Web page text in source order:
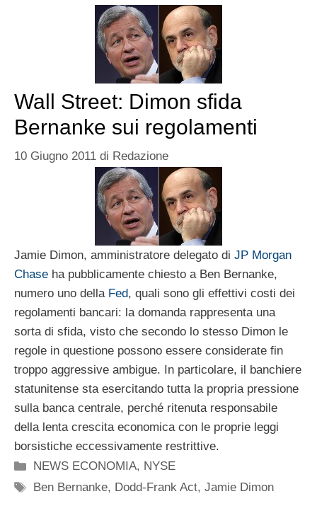
Wall Street: Dimon sfida
Bernanke sui regolamenti
10 Giugno 2011 di Redazione
Jamie Dimon, amministratore delegato di JP Morgan
Chase ha pubblicamente chiesto a Ben Bernanke,
numero uno della Fed, quali sono gli effettivi costi dei
regolamenti bancari: la domanda rappresenta una
sorta di sfida, visto che secondo lo stesso Dimon le
regole in questione possono essere considerate fin
troppo aggressive ambigue. In particolare, il banchiere
statunitense sta esercitando tutta la propria pressione
sulla banca centrale, perché ritenuta responsabile
della lenta crescita economica con le proprie leggi
borsistiche eccessivamente restrittive.
Categorie
NEWS ECONOMIA, NYSE
Tag
Ben Bernanke, Dodd-Frank Act,Jamie Dimon